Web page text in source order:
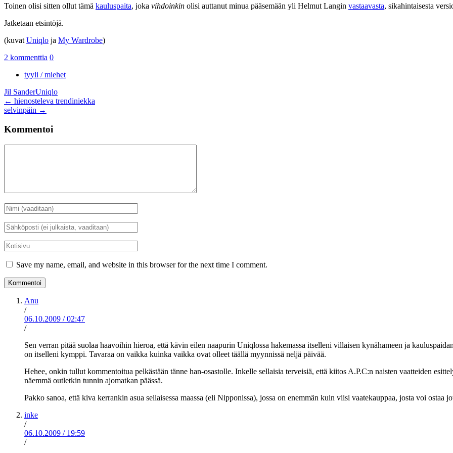
Toinen olisi sitten ollut tämä kauluspaita, joka vihdoinkin olisi auttanut minua pääsemään yli Helmut Langin vastaavasta, sikahintaisesta
Jatketaan etsintöjä.
(kuvat Uniqlo ja My Wardrobe)
2 kommenttia 0
tyyli / miehet
Jil SanderUniqlo
Artikkelien
selaus
← hienosteleva trendiniekka
selvinpäin →
Kommentoi
Nimi
*
Sähköposti
*
Kotisivu
Save my name, email, and website in this browser for the next time I comment.
Anu
/
06.10.2009 / 02:47
/
Sen verran pitää suolaa haavoihin hieroa, että kävin eilen naapurin Uniqlossa hakemassa itselleni villaisen kynähameen ja
on itselleni kymppi. Tavaraa on vaikka kuinka vaikka ovat olleet täällä myynnissä neljä päivää.
Hehee, onkin tullut kommentoitua pelkästään tänne han-osastolle. Inkelle sellaisia terveisiä, että kiitos A.P.C:n naisten vaatteiden
näemmä outletkin tunnin ajomatkan päässä.
Pakko sanoa, että kiva kerrankin asua sellaisessa maassa (eli Nipponissa), jossa on enemmän kuin viisi vaatekauppaa, josta voi ostaa
inke
/
06.10.2009 / 19:59
/